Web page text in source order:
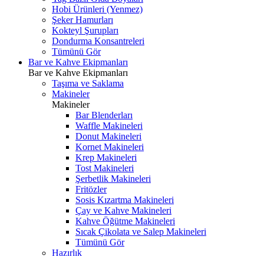
Hobi Ürünleri (Yenmez)
Şeker Hamurları
Kokteyl Şurupları
Dondurma Konsantreleri
Tümünü Gör
Bar ve Kahve Ekipmanları
Bar ve Kahve Ekipmanları
Taşıma ve Saklama
Makineler
Makineler
Bar Blenderları
Waffle Makineleri
Donut Makineleri
Kornet Makineleri
Krep Makineleri
Tost Makineleri
Şerbetlik Makineleri
Fritözler
Sosis Kızartma Makineleri
Çay ve Kahve Makineleri
Kahve Öğütme Makineleri
Sıcak Çikolata ve Salep Makineleri
Tümünü Gör
Hazırlık